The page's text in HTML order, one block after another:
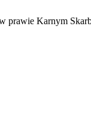
prawie Karnym